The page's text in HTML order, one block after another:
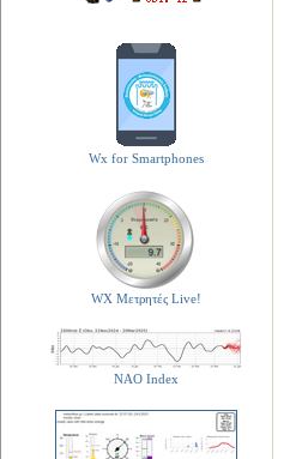
Wx for Smartphones
WX Μετρητές Live!
NAO Index